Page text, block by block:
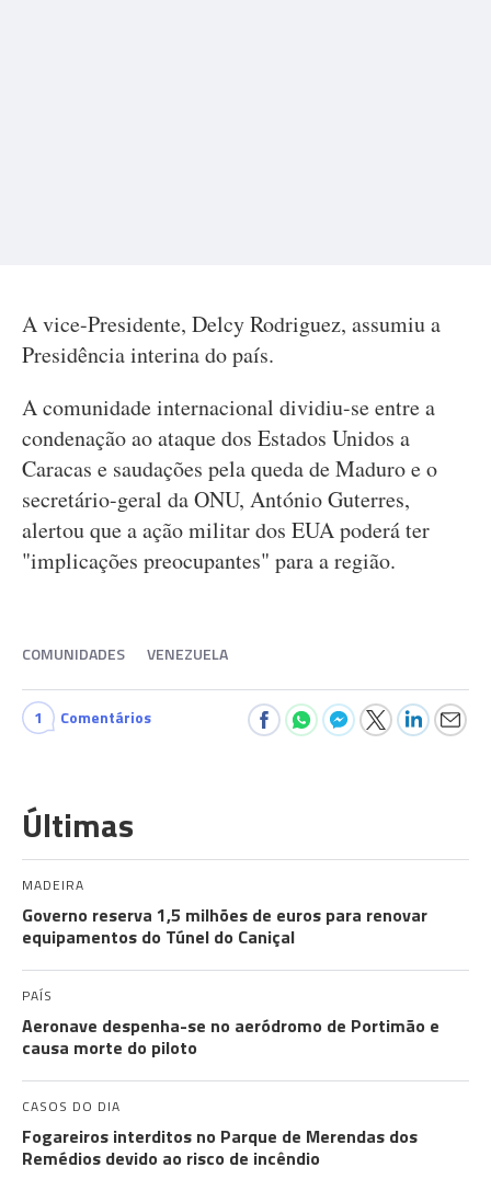
A vice-Presidente, Delcy Rodriguez, assumiu a
Presidência interina do país.
A comunidade internacional dividiu-se entre a
condenação ao ataque dos Estados Unidos a
Caracas e saudações pela queda de Maduro e o
secretário-geral da ONU, António Guterres,
alertou que a ação militar dos EUA poderá ter
"implicações preocupantes" para a região.
COMUNIDADES VENEZUELA
1 Comentários
Últimas
MADEIRA
Governo reserva 1,5 milhões de euros para renovar
equipamentos do Túnel do Caniçal
PAÍS
Aeronave despenha-se no aeródromo de Portimão e
causa morte do piloto
CASOS DO DIA
Fogareiros interditos no Parque de Merendas dos
Remédios devido ao risco de incêndio